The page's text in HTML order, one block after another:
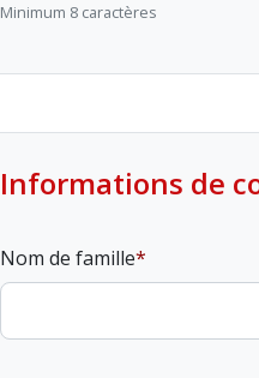
Minimum 8 caractères
Informations de
Nom de famille